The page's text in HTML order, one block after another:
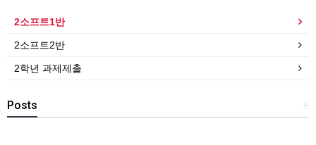
2소프트1반
2소프트2반
2학년 과제제출
+
Posts